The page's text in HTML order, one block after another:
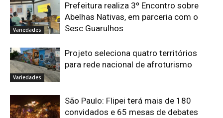
Variedades
Prefeitura realiza 3º Encontro sobre
Abelhas Nativas, em parceria com o
Sesc Guarulhos
Variedades
Projeto seleciona quatro territórios
para rede nacional de afroturismo
São Paulo: Flipei terá mais de 180
convidados e 65 mesas de debates